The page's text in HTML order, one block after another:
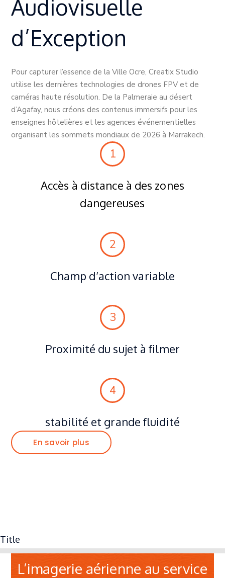
Audiovisuelle
d’Exception
Pour capturer l’essence de la Ville Ocre, Creatix Studio
utilise les dernières technologies de drones FPV et de
caméras haute résolution. De la Palmeraie au désert
d’Agafay, nous créons des contenus immersifs pour les
enseignes hôtelières et les agences événementielles
organisant les sommets mondiaux de 2026 à Marrakech.
1
Accès à distance à des zones
dangereuses
2
Champ d’action variable
3
Proximité du sujet à filmer
4
stabilité et grande fluidité
En savoir plus
Title
L’imagerie aérienne au service